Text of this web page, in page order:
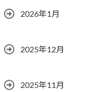
2026年1月
2025年12月
2025年11月